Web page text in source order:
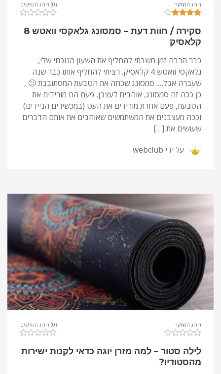
דירוג המסקר (0) דירוג הגולשים
סקירה / חוות דעת – סמסונג גלאקסי וואטש 8
קלאסיק
כבר הרבה זמן חשבתי להחליף את השעון הנוכחי שלי,
גלאקסי וואטש 4 קלאסיק. רציתי להחליף אותו כבר שנה
שעברה אבל…. סמסונג שכחה את הטבעת המסתובבת 🙂 ,
כן ככה זה סמסונג, אוהבים לעצבן, פעם הם מורידים את
הטבעת, פעם אחרת מורידים את העט (במכשירים הניידים)
וככה מעצבנים את המשתמשים שאוהבים את אותם הדברים
שעושים את […]
על ידי webclub
דירוג המסקר (0) דירוג הגולשים
לילה סטור – למה מזרן יוגה כדאי לקנות ישירות
מהסטודיו?